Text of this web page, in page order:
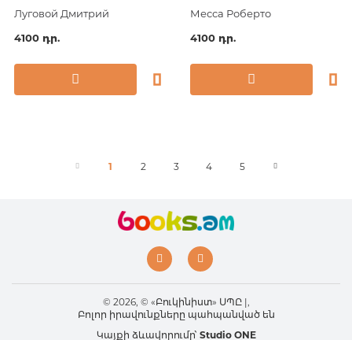
Луговой Дмитрий
4100 դր.
которая учит выигрывать
Месса Роберто
4100 դր.
1 2 3 4 5
© 2026, © «Բուկինիստ» ՍՊԸ |,
Բոլոր իրավունքները պահպանված են
Կայքի ձևավորումը՝ Studio ONE